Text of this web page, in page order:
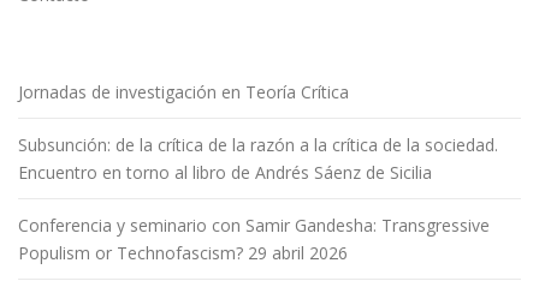
Jornadas de investigación en Teoría Crítica
Subsunción: de la crítica de la razón a la crítica de la sociedad.
Encuentro en torno al libro de Andrés Sáenz de Sicilia
Conferencia y seminario con Samir Gandesha: Transgressive
Populism or Technofascism? 29 abril 2026